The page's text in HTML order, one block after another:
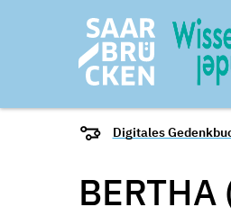
Digitales
BERTHA